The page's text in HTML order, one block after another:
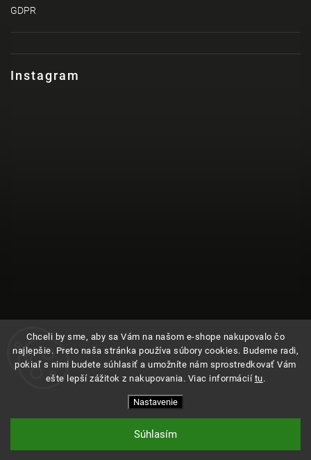
Chceli by sme, aby sa Vám na našom e-shope nakupovalo čo
najlepšie. Preto naša stránka používa súbory cookies. Budeme radi,
pokiaľ s nimi budete súhlasiť a umožníte nám sprostredkovať Vám
ešte lepší zážitok z nakupovania. Viac informácií tu.
Nastavenie
Súhlasím
Instagram
Sledovať na Instagrame
GDPR
Copyright 2026Kde bolo. Všetky práva vyhradené.
Upraviť nastavenie cookies
VytvořilShoptet| DesignShoptak.cz